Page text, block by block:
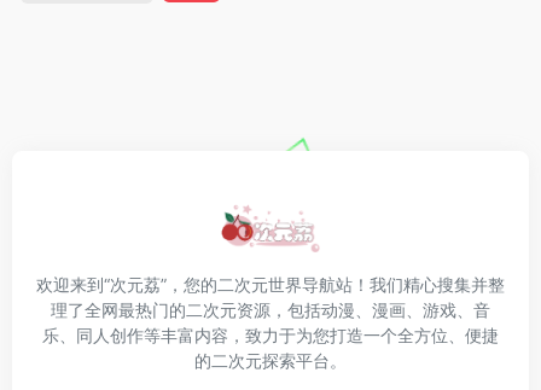
欢迎来到“次元荔”，您的二次元世界导航站！我们精心搜集并整
理了全网最热门的二次元资源，包括动漫、漫画、游戏、音
乐、同人创作等丰富内容，致力于为您打造一个全方位、便捷
的二次元探索平台。